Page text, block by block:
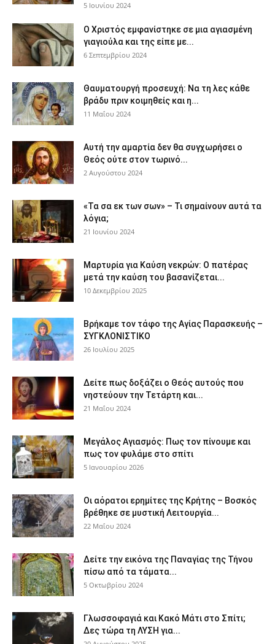
5 Ιουνίου 2024
Ο Χριστός εμφανίστηκε σε μια αγιασμένη
γιαγιούλα και της είπε με...
6 Σεπτεμβρίου 2024
Θαυματουργή προσευχή: Να τη λες κάθε
βράδυ πριν κοιμηθείς και η...
11 Μαΐου 2024
Αυτή την αμαρτία δεν θα συγχωρήσει ο
Θεός ούτε στον τωρινό...
2 Αυγούστου 2024
«Τα σα εκ των σων» – Τι σημαίνουν αυτά τα
λόγια;
21 Ιουνίου 2024
Μαρτυρία για Καύση νεκρών: Ο πατέρας
μετά την καύση του βασανίζεται...
10 Δεκεμβρίου 2025
Βρήκαμε τον τάφο της Αγίας Παρασκευής –
ΣΥΓΚΛΟΝΙΣΤΙΚΟ
26 Ιουλίου 2025
Δείτε πως δοξάζει ο Θεός αυτούς που
νηστεύουν την Τετάρτη και...
21 Μαΐου 2024
Μεγάλος Αγιασμός: Πως τον πίνουμε και
πως τον φυλάμε στο σπίτι
5 Ιανουαρίου 2026
Οι αόρατοι ερημίτες της Κρήτης – Βοσκός
βρέθηκε σε μυστική Λειτουργία...
22 Μαΐου 2024
Δείτε την εικόνα της Παναγίας της Τήνου
πίσω από τα τάματα...
5 Οκτωβρίου 2024
Γλωσσοφαγιά και Κακό Μάτι στο Σπίτι;
Δες τώρα τη ΛΥΣΗ για...